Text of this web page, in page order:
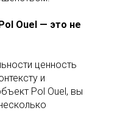
Ouel — это не
ценность
и
Pol Ouel, вы